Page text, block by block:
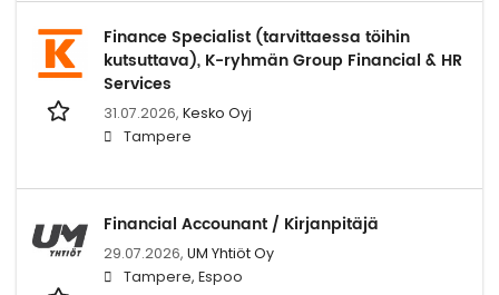
Finance Specialist (tarvittaessa töihin
kutsuttava), K-ryhmän Group Financial & HR
Services
31.07.2026, Kesko Oyj
Tampere
Financial Accounant / Kirjanpitäjä
29.07.2026, UM Yhtiöt Oy
Tampere, Espoo